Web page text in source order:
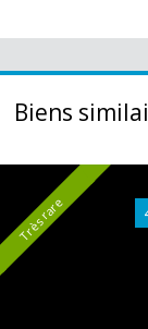
Biens
Très rare